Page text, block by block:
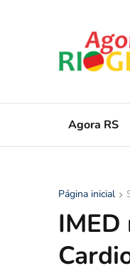
Agora RS
Página inicial